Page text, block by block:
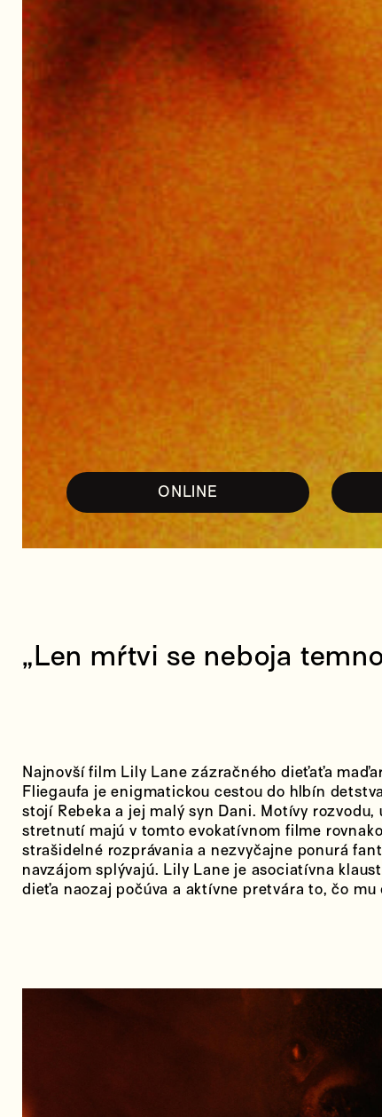
ONLINE
„Len mŕtvi se neboja
Najnovší film Lily Lane zázračného dieťaťa
Fliegaufa je enigmatickou cestou do hlbín
stojí Rebeka a jej malý syn Dani. Motívy
stretnutí majú v tomto evokatívnom filme
strašidelné rozprávania a nezvyčajne ponurá
navzájom splývajú. Lily Lane je asociatívna
dieťa naozaj počúva a aktívne pretvára to, čo mu